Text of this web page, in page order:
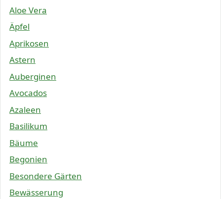
Aloe Vera
Äpfel
Aprikosen
Astern
Auberginen
Avocados
Azaleen
Basilikum
Bäume
Begonien
Besondere Gärten
Bewässerung